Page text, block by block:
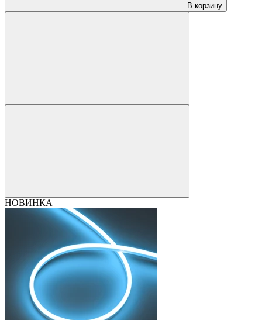
В корзину
НОВИНКА